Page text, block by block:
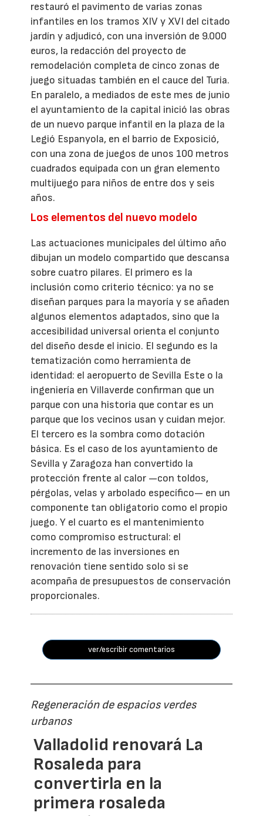
restauró el pavimento de varias zonas
infantiles en los tramos XIV y XVI del citado
jardín y adjudicó, con una inversión de 9.000
euros, la redacción del proyecto de
remodelación completa de cinco zonas de
juego situadas también en el cauce del Turia.
En paralelo, a mediados de este mes de junio
el ayuntamiento de la capital inició las obras
de un nuevo parque infantil en la plaza de la
Legió Espanyola, en el barrio de Exposició,
con una zona de juegos de unos 100 metros
cuadrados equipada con un gran elemento
multijuego para niños de entre dos y seis
años.
Los elementos del nuevo modelo
Las actuaciones municipales del último año
dibujan un modelo compartido que descansa
sobre cuatro pilares. El primero es la
inclusión como criterio técnico: ya no se
diseñan parques para la mayoría y se añaden
algunos elementos adaptados, sino que la
accesibilidad universal orienta el conjunto
del diseño desde el inicio. El segundo es la
tematización como herramienta de
identidad: el aeropuerto de Sevilla Este o la
ingeniería en Villaverde confirman que un
parque con una historia que contar es un
parque que los vecinos usan y cuidan mejor.
El tercero es la sombra como dotación
básica. Es el caso de los ayuntamiento de
Sevilla y Zaragoza han convertido la
protección frente al calor —con toldos,
pérgolas, velas y arbolado específico— en un
componente tan obligatorio como el propio
juego. Y el cuarto es el mantenimiento
como compromiso estructural: el
incremento de las inversiones en
renovación tiene sentido solo si se
acompaña de presupuestos de conservación
proporcionales.
ver/escribir comentarios
Regeneración de espacios verdes
urbanos
Valladolid renovará La
Rosaleda para
convertirla en la
primera rosaleda